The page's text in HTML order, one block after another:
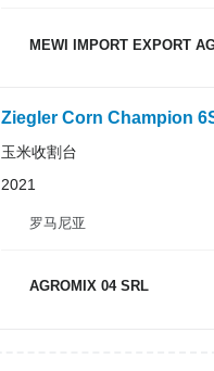
MEWI IMPORT EXPORT
Ziegler Corn Champion
玉米收割台
2021
罗马尼亚
AGROMIX 04 SRL